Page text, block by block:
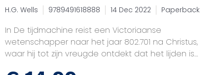
H.G. Wells 9789491618888 14 Dec 2022 Paperback
In De tijdmachine reist een Victoriaanse
wetenschapper naar het jaar 802.701 na Christus,
waar hij tot zijn vreugde ontdekt dat het lijden is